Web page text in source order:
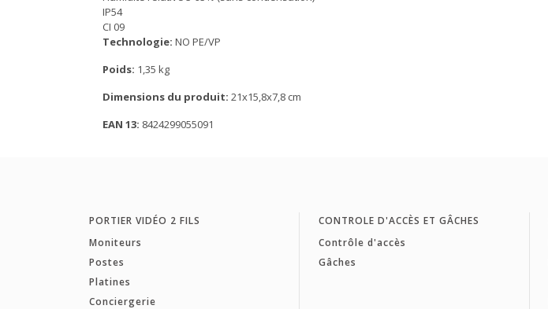
IP54
CI 09
Technologie: NO PE/VP
Poids: 1,35 kg
Dimensions du produit: 21x15,8x7,8 cm
EAN 13: 8424299055091
PORTIER VIDÉO 2 FILS
Moniteurs
Postes
Platines
Conciergerie
CONTROLE D'ACCÈS ET GÂCHES
Contrôle d'accès
Gâches